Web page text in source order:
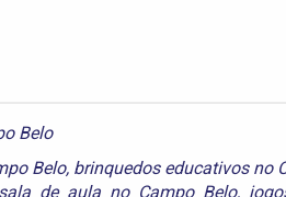
Belo
Belo, brinquedos educativos no
de aula no Campo Belo,